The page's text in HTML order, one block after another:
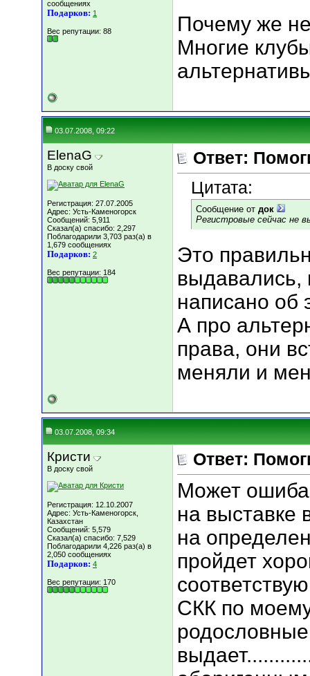
сообщениях
Подарков: 1
Вес репутации: 88
Почему же
Многие
03.07.2008, 09:22
ElenaG
В доску свой
Регистрация: 27.07.2005
Адрес: Усть-Каменогорск
Сообщений: 5,911
Сказал(а) спасибо: 2,297
Поблагодарили 3,703 раз(а) в
1,679 сообщениях
Подарков: 2
Вес репутации: 184
Ответ:
Цитата:
Сообщение от док
Регистровые сейчас не
Это
выдавались,
написано об
А про
права, они
меняли и
03.07.2008, 09:34
Кристи
В доску свой
Регистрация: 12.10.2007
Адрес: Усть-Каменогорск,
Казахстан
Сообщений: 5,579
Сказал(а) спасибо: 7,529
Поблагодарили 4,226 раз(а) в
2,050 сообщениях
Подарков: 4
Вес репутации: 170
Ответ:
Может
на выставке
на
пройдет
СКК по
родословные